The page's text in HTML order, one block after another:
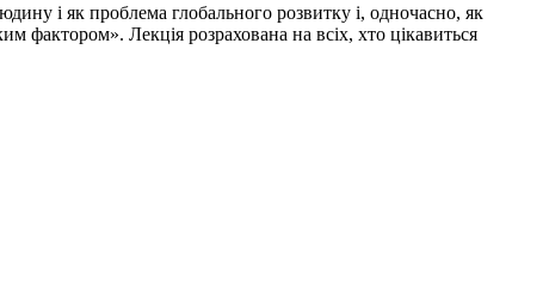
і як проблема глобального розвитку і, одночасно, як
фактором». Лекція розрахована на всіх, хто цікавиться